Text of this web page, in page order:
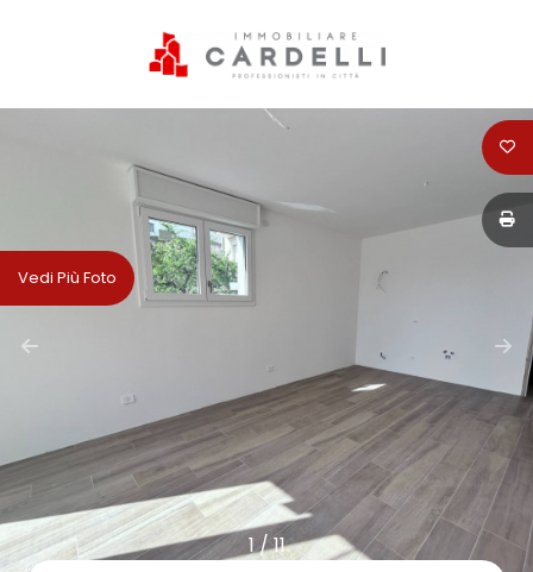
1/11
Vedi Più Foto
SCEGLIERE
CARDELLI
IMMOBILIARE
VENDITA
AFFITTI
CONTATTI
Contratto
Qualsiasi
Scegli
dove
cercare